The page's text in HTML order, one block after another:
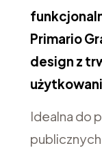
Primario
design z
Idealna do